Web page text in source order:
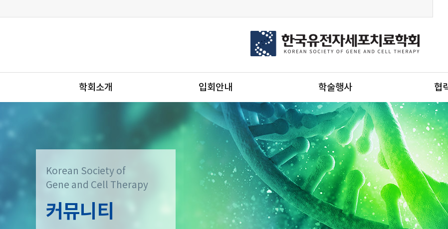
학회소개 입회안내 학술행사 협
Korean Society of
Gene and Cell Therapy
커뮤니티